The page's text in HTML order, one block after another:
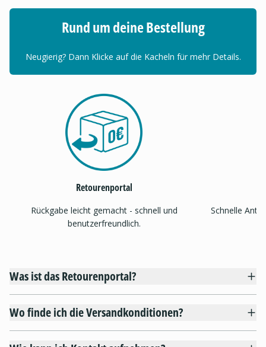
Rund um deine Bestellung
Neugierig? Dann Klicke auf die Kacheln für mehr Details.
Retourenportal
Rückgabe leicht gemacht - schnell und
benutzerfreundlich.
Schnelle
Was ist das Retourenportal?
Wo finde ich die Versandkonditionen?